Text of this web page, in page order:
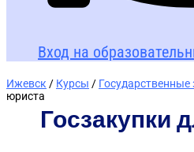
Вход на
Ижевск / Курсы / Государственные
юриста
Госзакупки